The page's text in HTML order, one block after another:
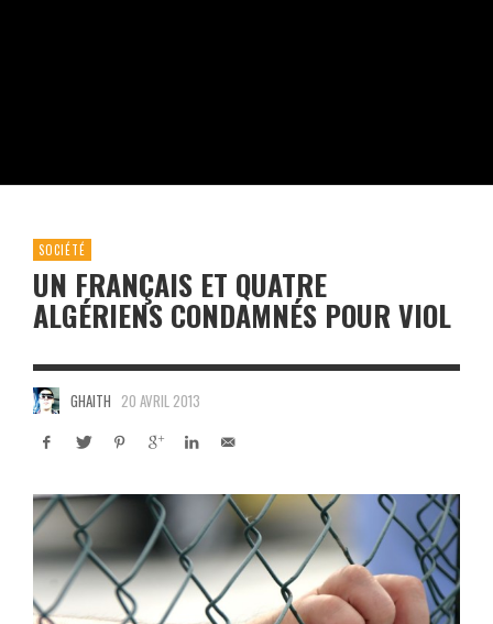
SOCIÉTÉ
UN FRANÇAIS ET QUATRE
ALGÉRIENS CONDAMNÉS POUR VIOL
GHAITH 20 AVRIL 2013